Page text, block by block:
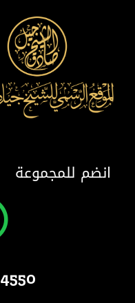
انضم للمجموعة
4550 824 514 1 +